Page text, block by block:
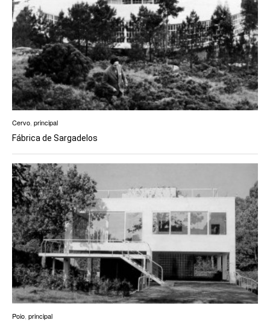
Cervo principal
Fábrica de Sargadelos
Poio, principal